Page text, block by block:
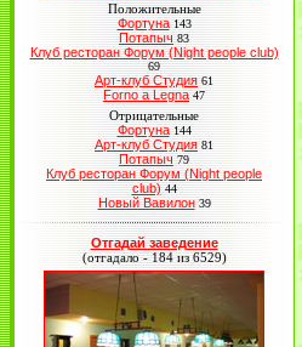
Положительные
Фортуна 143
Потапыч 83
Клуб ресторан Форум (Night people club)
69
Арт-клуб Студия 61
Forno a Legna 47
Отрицательные
Фортуна 144
Арт-клуб Студия 81
Потапыч 79
Клуб ресторан Форум (Night people
club) 44
Новый Вавилон 39
Отгадай заведение
(отгадало - 184 из 6529)